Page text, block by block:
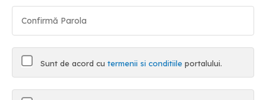
Sunt de acord cu termenii si conditiile portalului.